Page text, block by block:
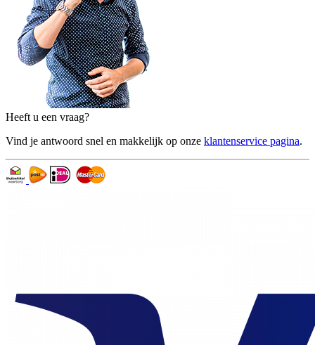
Heeft u een vraag?
Vind je antwoord snel en makkelijk op onze klantenservice pagina.